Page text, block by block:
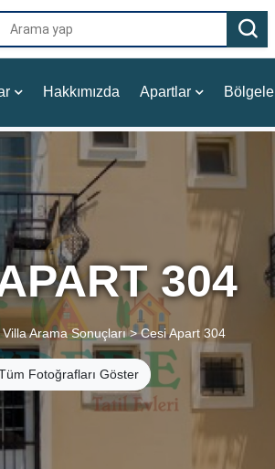
Hakkımızda Apartlar
304
Villa Arama Sonuçları > Cesi Apart 304
Fotoğrafları Göster